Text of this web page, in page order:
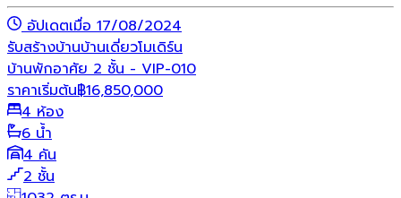
อัปเดตเมื่อ 17/08/2024
รับสร้างบ้านบ้านเดี่ยวโมเดิร์น
บ้านพักอาศัย 2 ชั้น - VIP-010
ราคาเริ่มต้น฿16,850,000
4 ห้อง
6 น้ำ
4 คัน
2 ชั้น